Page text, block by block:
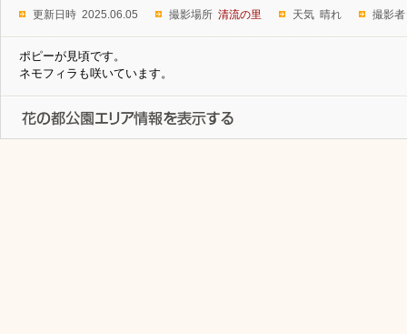
更新日時 2025.06.05 撮影場所 清流の里 天気 晴れ 撮影
ポピーが見頃です。
ネモフィラも咲いています。